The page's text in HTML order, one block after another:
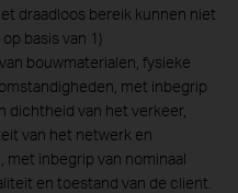
draadloos bereik kunnen niet
basis van 1)
bouwmaterialen, fysieke
met inbegrip
dichtheid van het verkeer,
van het netwerk en
met inbegrip van nominaal
en toestand van de client.